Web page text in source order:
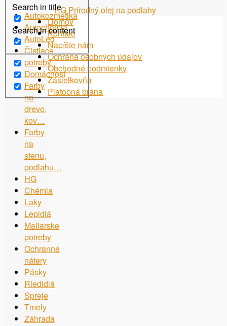
Navigácia
v
článku
HG Prírodný olej na podlahy
Search in title
Search in content
Autokozmetika
Autochémia
AutoLed
Čistiace
potreby
Domácnosť
Farby
na
drevo,
kov…
Farby
na
stenu,
podlahu…
HG
Chémia
Laky
Lepidlá
Maliarske
potreby
Ochranné
nátery
Pásky
Riedidlá
Spreje
Tmely
Záhrada
Domov
Kontakt
Napíšte nám
Ochrana osobných údajov
Obchodné podmienky
Zásielkovňa
Platobná brána